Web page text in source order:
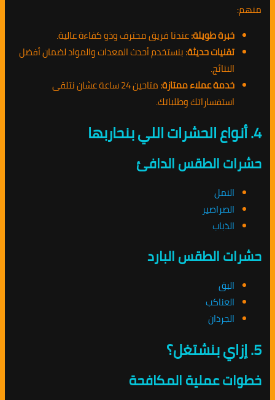
منهم:
خبرة طويلة:عندنا فريق محترف وذو كفاءة عالية.
تقنيات حديثة:بنستخدم أحدث المعدات والمواد لضمان أفضل
النتائج.
خدمة عملاء ممتازة:
متاحين 24 ساعة عشان نتلقى
استفساراتك وطلباتك.
4. أنواع الحشرات اللي بنحاربها
حشرات الطقس الدافئ
النمل
الصراصير
الذباب
حشرات الطقس البارد
البق
العناكب
الجرذان
5. إزاي بنشتغل؟
خطوات عملية المكافحة